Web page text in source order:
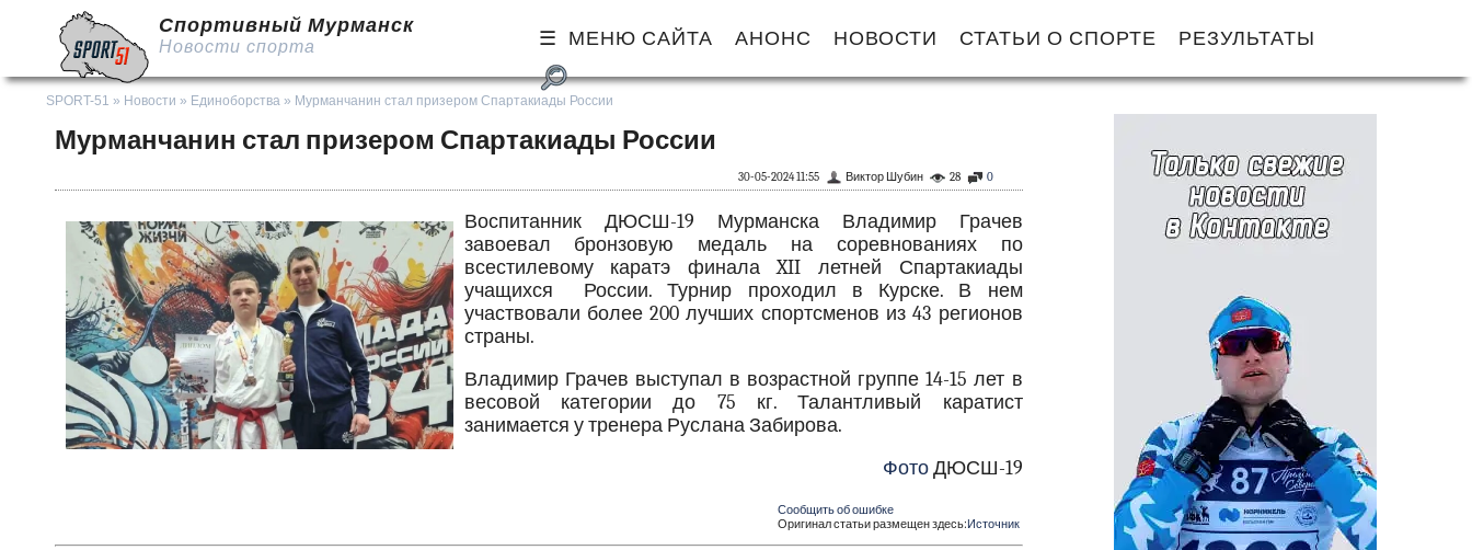
Спортивный Мурманск
Новости спорта МЕНЮ САЙТА АНОНС НОВОСТИ СТАТЬИ О СПОРТЕ РЕЗУЛЬТАТЫ
SPORT-51 » Новости » Единоборства » Мурманчанин стал призером Спартакиады России
Мурманчанин стал призером Спартакиады России
0
28
Виктор Шубин
30-05-2024 11:55
Воспитанник ДЮСШ-19 Мурманска Владимир Грачев
завоевал бронзовую медаль на соревнованиях по
всестилевому каратэ финала XII летней Спартакиады
учащихся России. Турнир проходил в Курске. В нем
участвовали более 200 лучших спортсменов из 43 регионов
страны.
Владимир Грачев выступал в возрастной группе 14-15 лет в
весовой категории до 75 кг. Талантливый каратист
занимается у тренера Руслана Забирова.
ФотоДЮСШ-19
Сообщить об ошибке
Оригинал статьи размещен здесь:Источник